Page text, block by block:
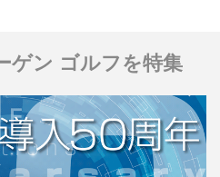
ゲン ゴルフを特集